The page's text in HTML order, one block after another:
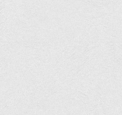
abiturient@vtei.edu.ua
We are social